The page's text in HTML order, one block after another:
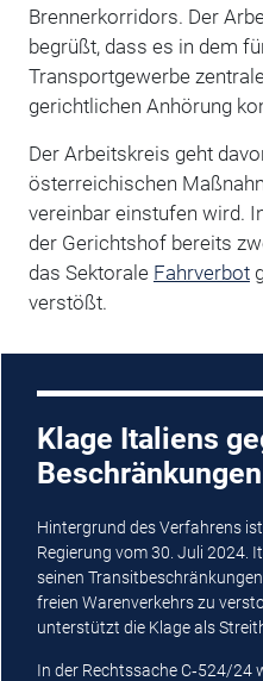
Brennerkorridors. Der
begrüßt, dass es in dem
Transportgewerbe
gerichtlichen Anhörung
Der Arbeitskreis geht
österreichischen
vereinbar einstufen wird.
der Gerichtshof bereits
das Sektorale Fahrverbot
verstößt.
Klage Italiens
Hintergrund des Verfahrens
Regierung vom 30. Juli 2024.
seinen
freien Warenverkehrs zu
unterstützt die Klage als
In der Rechtssache C‑524/24